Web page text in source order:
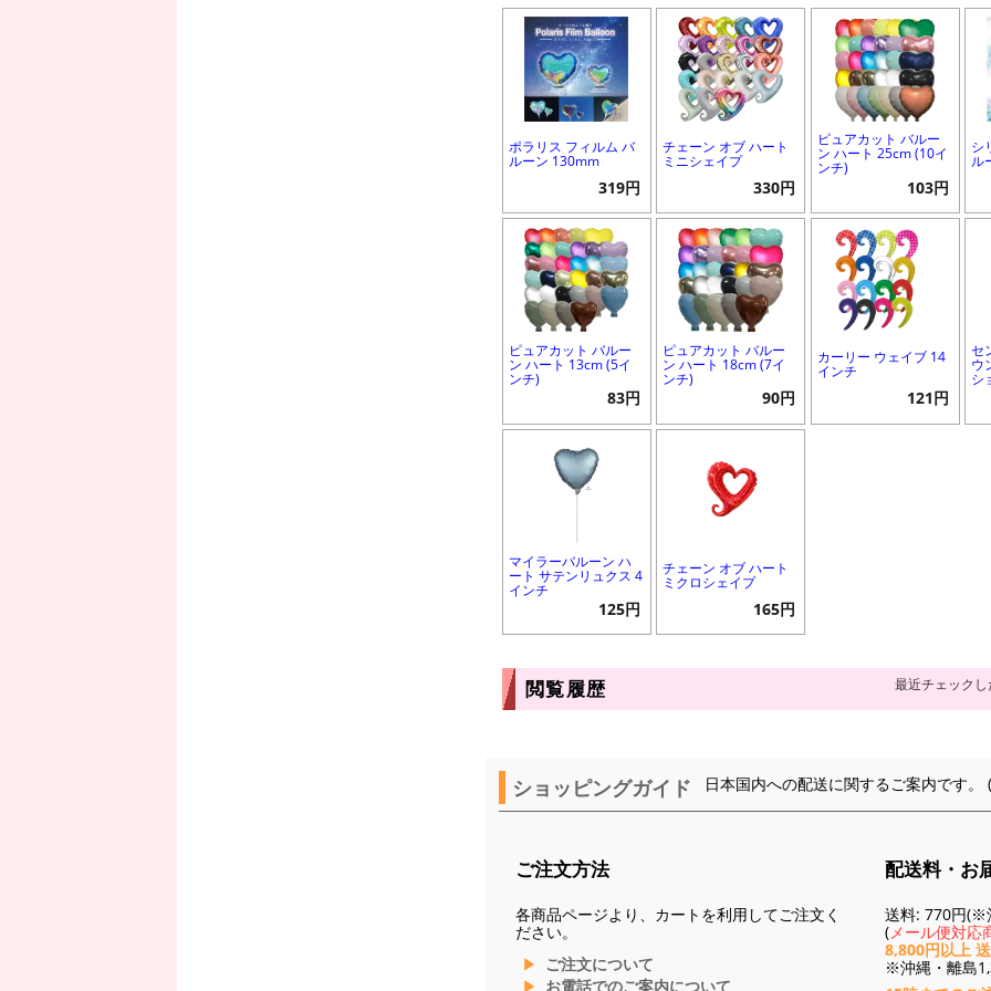
ポラリス フィルム バ
ルーン 130mm
319円
チェーン オブ ハート
ミニシェイプ
330円
ピュアカット バルー
ン ハート 25cm (10イ
ンチ)
103円
シ
ル
ピュアカット バルー
ン ハート 13cm (5イ
ンチ)
83円
ピュアカット バルー
ン ハート 18cm (7イ
ンチ)
90円
カーリー ウェイブ 14
インチ
121円
セ
ウ
シ
マイラーバルーン ハ
ート サテンリュクス 4
インチ
125円
チェーン オブ ハート
ミクロシェイプ
165円
閲覧履歴 最近チェック
ショッピングガイド 日本国内への配送に関するご案内です。 (
ご注文方法
各商品ページより、カートを利用してご注文く
ださい。
ご注文について
お電話でのご案内について
配送料・お
送料: 770円(※
(メール便対応
8,800円以上
※沖縄・離島